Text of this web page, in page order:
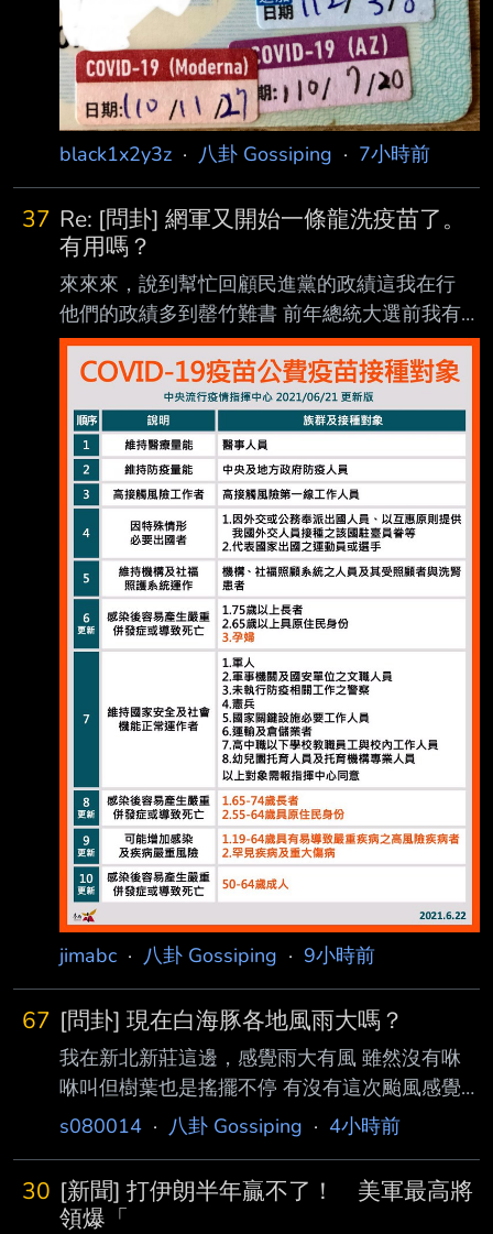
black1x2y3z · 八卦 Gossiping · 7小時前
37 Re: [問卦] 網軍又開始一條龍洗疫苗了。
有用嗎？
來來來，說到幫忙回顧民進黨的政績這我在行
他們的政績多到罄竹難書 前年總統大選前我有
幫忙整理過 https://disp.cc/b/Gossiping/gLwr 但
原文夾雜跟疫苗太多不相關的事情 我只整理當
年這群民進黨官員對於疫苗的事蹟 言論自由篇 -
疫苗之章 2019年5月24日，立法院三讀通過散
播疫情謠言最高要罰300萬，避免有心人士散播
不實訊 息造成民眾恐慌
https://www.mohw.gov.tw/cp-4257-47728-
1.html 讓我們來回顧一下，疫情這三年之間，哪
些人不負責任的
jimabc · 八卦 Gossiping · 9小時前
67 [問卦] 現在白海豚各地風雨大嗎？
我在新北新莊這邊，感覺雨大有風 雖然沒有咻
咻叫但樹葉也是搖擺不停 有沒有這次颱風感覺
比上次還強一點的感覺？？ ----- Sent from
s080014 · 八卦 Gossiping · 4小時前
30 [新聞] 打伊朗半年贏不了！ 美軍最高將
領爆「